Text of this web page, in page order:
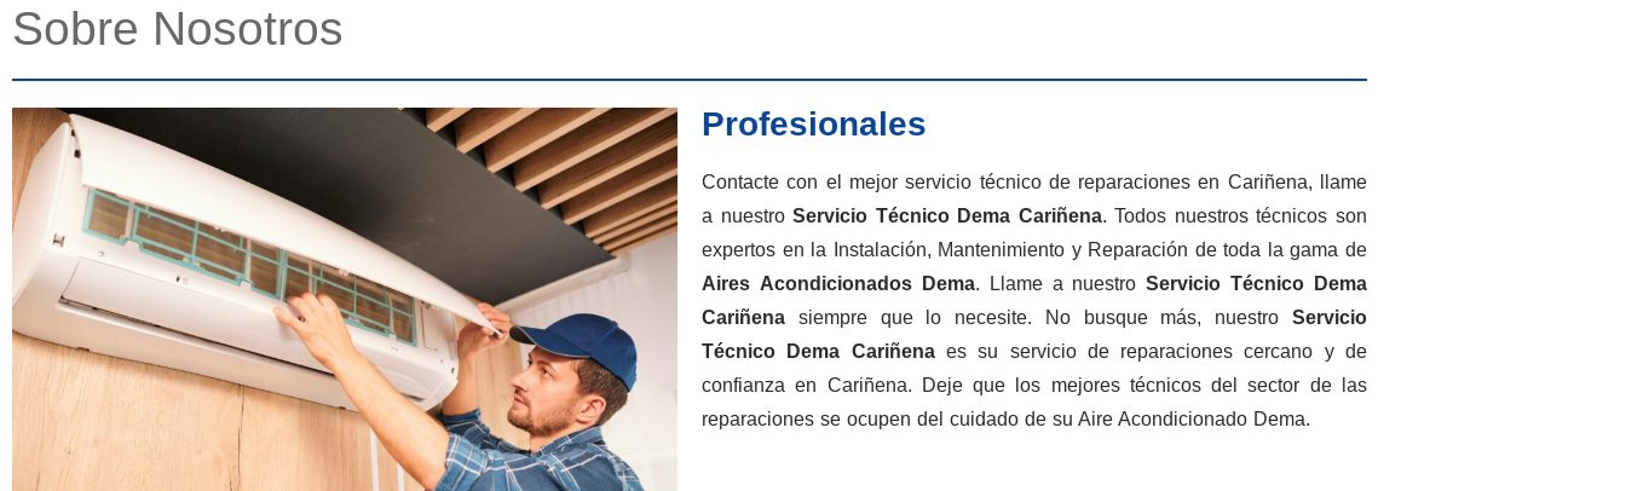
Sobre Nosotros
Profesionales
Contacte con el mejor servicio técnico de reparaciones en Cariñena, llame
a nuestroServicio Técnico Dema Cariñena. Todos nuestros técnicos son
expertos en la Instalación, Mantenimiento y Reparación de toda la gama de
Aires Acondicionados Dema. Llame a nuestroServicio Técnico
Dema
Cariñena siempre que lo necesite. No busque más, nuestroServicio
Técnico Dema Cariñenaes su servicio de reparaciones cercano y de
confianza en Cariñena. Deje que los mejores técnicos del sector de las
reparaciones se ocupen del cuidado de su Aire Acondicionado Dema.